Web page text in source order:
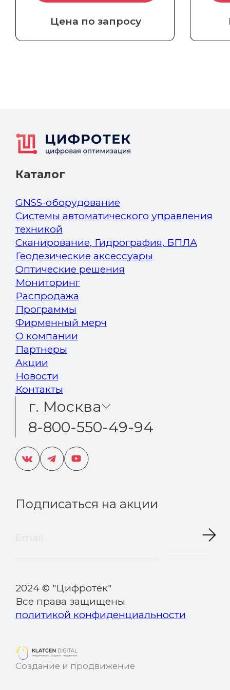
Цена по запросу
Каталог
GNSS-оборудование
Системы автоматического управления
техникой
Сканирование, Гидрография, БПЛА
Геодезические аксессуары
Оптические решения
Мониторинг
Распродажа
Программы
Фирменный мерч
О компании
Партнеры
Акции
Новости
Контакты
г. Москва
8-800-550-49-94
Подписаться на акции
2024 © "Цифротек"
Все права защищены
политикой конфиденциальности
Создание и продвижение